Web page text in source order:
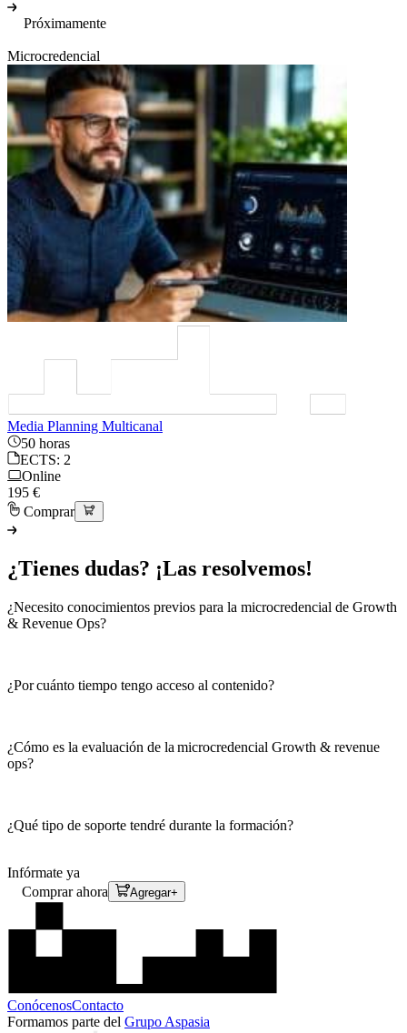
Próximamente
Microcredencial
Media Planning Multicanal
50 horas
ECTS: 2
Online
195 €
Comprar
¿Tienes dudas? ¡Las resolvemos!
¿Necesito conocimientos previos para la microcredencial de Growth
& Revenue Ops?
¿Por cuánto tiempo tengo acceso al contenido?
¿Cómo es la evaluación de la microcredencial Growth & revenue
ops?
¿Qué tipo de soporte tendré durante la formación?
Infórmate ya
Comprar ahora
Agregar+
ConócenosContacto
Formamos parte del Grupo Aspasia